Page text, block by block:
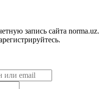
запись сайта norma.uz.